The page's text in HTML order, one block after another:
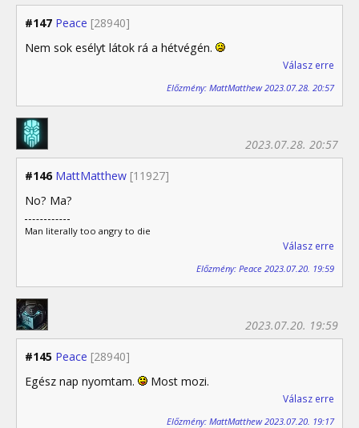
#147 Peace [28940]
Nem sok esélyt látok rá a hétvégén.
Válasz erre
Előzmény: MattMatthew 2023.07.28. 20:57
#146 MattMatthew [11927]
2023.07.28. 20:57
No? Ma?
Man literally too angry to die
Válasz erre
Előzmény: Peace 2023.07.20. 19:59
#145 Peace [28940]
2023.07.20. 19:59
Egész nap nyomtam. Most mozi.
Válasz erre
Előzmény: MattMatthew 2023.07.20. 19:17